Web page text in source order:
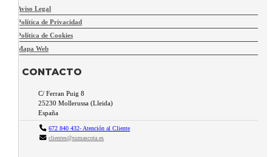
Aviso Legal
Política de Privacidad
Política de Cookies
Mapa Web
CONTACTO
C/ Ferran Puig 8
25230 Mollerussa (Lleida)
España
672 840 432- Atención al Cliente
clientes@sumascota.es